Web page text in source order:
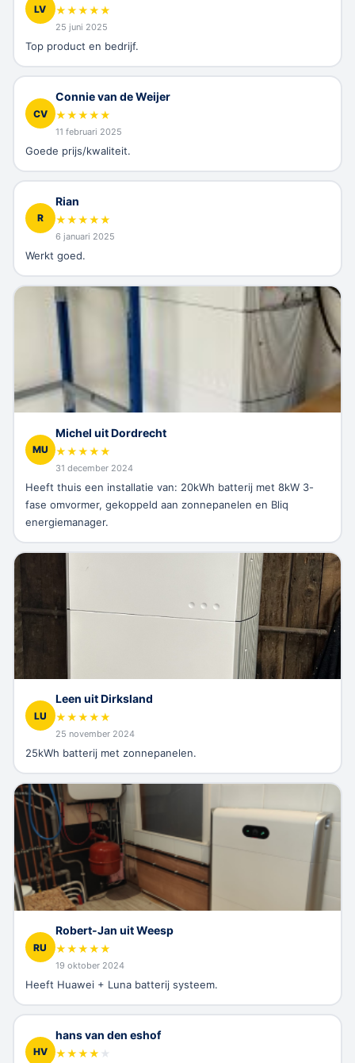
LV ★★★★★
25 juni 2025
Top product en bedrijf.
CV
Connie van de Weijer
★★★★★
11 februari 2025
Goede prijs/kwaliteit.
R
Rian
★★★★★
6 januari 2025
Werkt goed.
MU
Michel uit Dordrecht
★★★★★
31 december 2024
Heeft thuis een installatie van: 20kWh batterij met 8kW 3-
fase omvormer, gekoppeld aan zonnepanelen en Bliq
energiemanager.
LU
Leen uit Dirksland
★★★★★
25 november 2024
25kWh batterij met zonnepanelen.
RU
Robert-Jan uit Weesp
★★★★★
19 oktober 2024
Heeft Huawei + Luna batterij systeem.
HV
hans van den eshof
★★★★ ★